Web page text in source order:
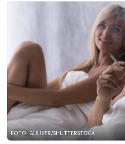
FOTO: GULIVER/SHUTTERSTOCK